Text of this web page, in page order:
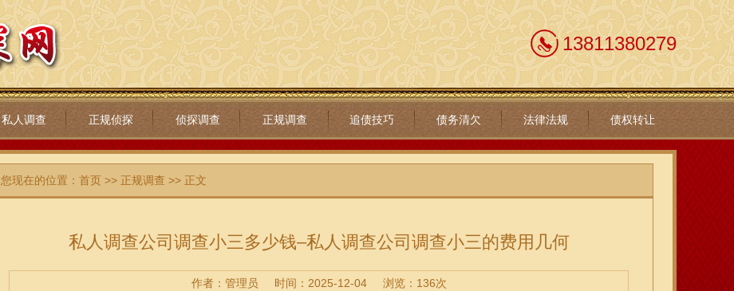
13811380279
私人调查 正规侦探 侦探调查 正规调查 追债技巧 债务清欠 法律法规 债权转让
您现在的位置： 首页>> 正规调查 >> 正文
私人调查公司调查小三多少钱–私人调查公司调查小三的费用几何
作者：管理员 时间：2025-12-04 浏览：136次